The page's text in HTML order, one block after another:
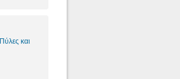
Πύλες και